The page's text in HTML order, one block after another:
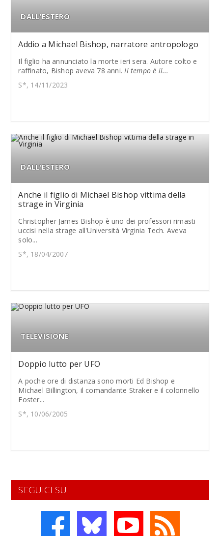
DALL'ESTERO
Addio a Michael Bishop, narratore antropologo
Il figlio ha annunciato la morte ieri sera. Autore colto e
raffinato, Bishop aveva 78 anni. Il tempo è il...
S*, 14/11/2023
DALL'ESTERO
Anche il figlio di Michael Bishop vittima della
strage in Virginia
Christopher James Bishop è uno dei professori rimasti
uccisi nella strage all'Università Virginia Tech. Aveva
solo...
S*, 18/04/2007
TELEVISIONE
Doppio lutto per UFO
A poche ore di distanza sono morti Ed Bishop e
Michael Billington, il comandante Straker e il colonnello
Foster...
S*, 10/06/2005
SEGUICI SU